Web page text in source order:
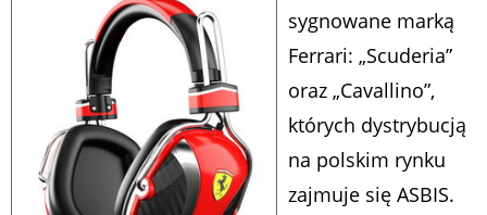
sygnowane marką
Ferrari: „Scuderia”
oraz „Cavallino”,
których dystrybucją
na polskim rynku
zajmuje się ASBIS.